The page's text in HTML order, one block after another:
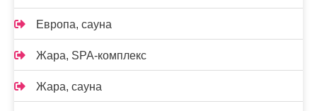
Европа, сауна
Жара, SPA-комплекс
Жара, сауна